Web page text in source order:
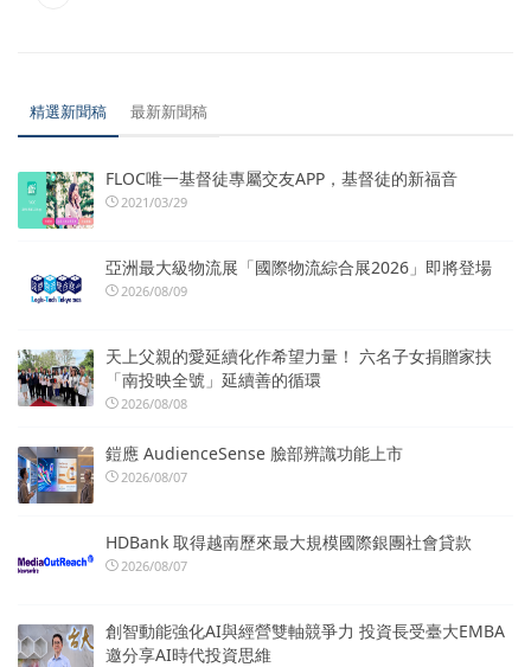
精選新聞稿 最新新聞稿
FLOC唯一基督徒專屬交友APP，基督徒的新福音
2021/03/29
亞洲最大級物流展「國際物流綜合展2026」即將登場
2026/08/09
天上父親的愛延續化作希望力量！ 六名子女捐贈家扶
「南投映全號」延續善的循環
2026/08/08
鎧應 AudienceSense 臉部辨識功能上市
2026/08/07
HDBank 取得越南歷來最大規模國際銀團社會貸款
2026/08/07
創智動能強化AI與經營雙軸競爭力 投資長受臺大EMBA
邀分享AI時代投資思維